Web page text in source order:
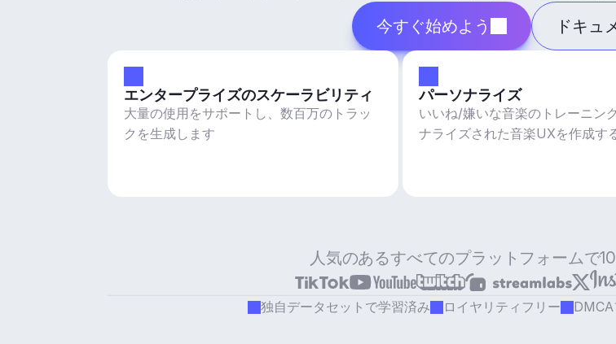
今すぐ始めよう
ドキュ
エンタープライズのスケーラビリティ
大量の使用をサポートし、数百万のトラッ
クを生成します
パーソナライズ
いいね/嫌いな音楽のトレーニン
ナライズされた音楽UXを作成す
人気のあるすべてのプラットフォームで
独自データセットで学習済み ロイヤリティフリー